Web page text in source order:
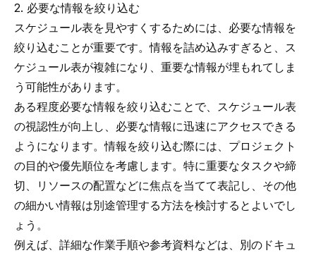
2. 必要な情報を絞り込む
スケジュール表を見やすくするためには、必要な情報を
絞り込むことが重要です。情報を詰め込みすぎると、ス
ケジュール表が複雑になり、重要な情報が埋もれてしま
う可能性があります。
ある程度必要な情報を絞り込むことで、スケジュール表
の視認性が向上し、必要な情報に迅速にアクセスできる
ようになります。情報を絞り込む際には、プロジェクト
の目的や優先順位を考慮します。特に重要なタスクや締
切、リソースの配置などに焦点を当てて表記し、その他
の細かい情報は別途管理する方法を検討するとよいでし
ょう。
例えば、詳細な作業手順や参考資料などは、別のドキュ